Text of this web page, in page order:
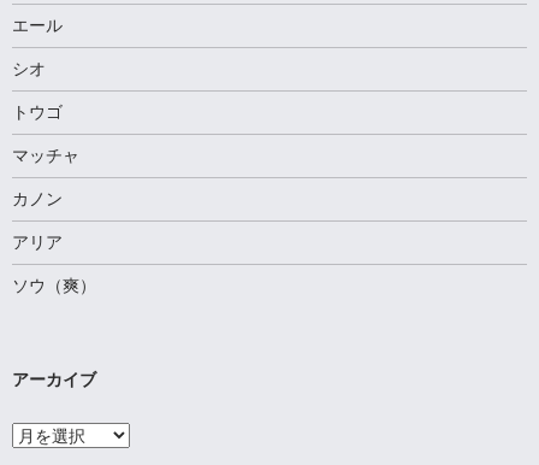
エール
シオ
トウゴ
マッチャ
カノン
アリア
ソウ（爽）
アーカイブ
ア
ー